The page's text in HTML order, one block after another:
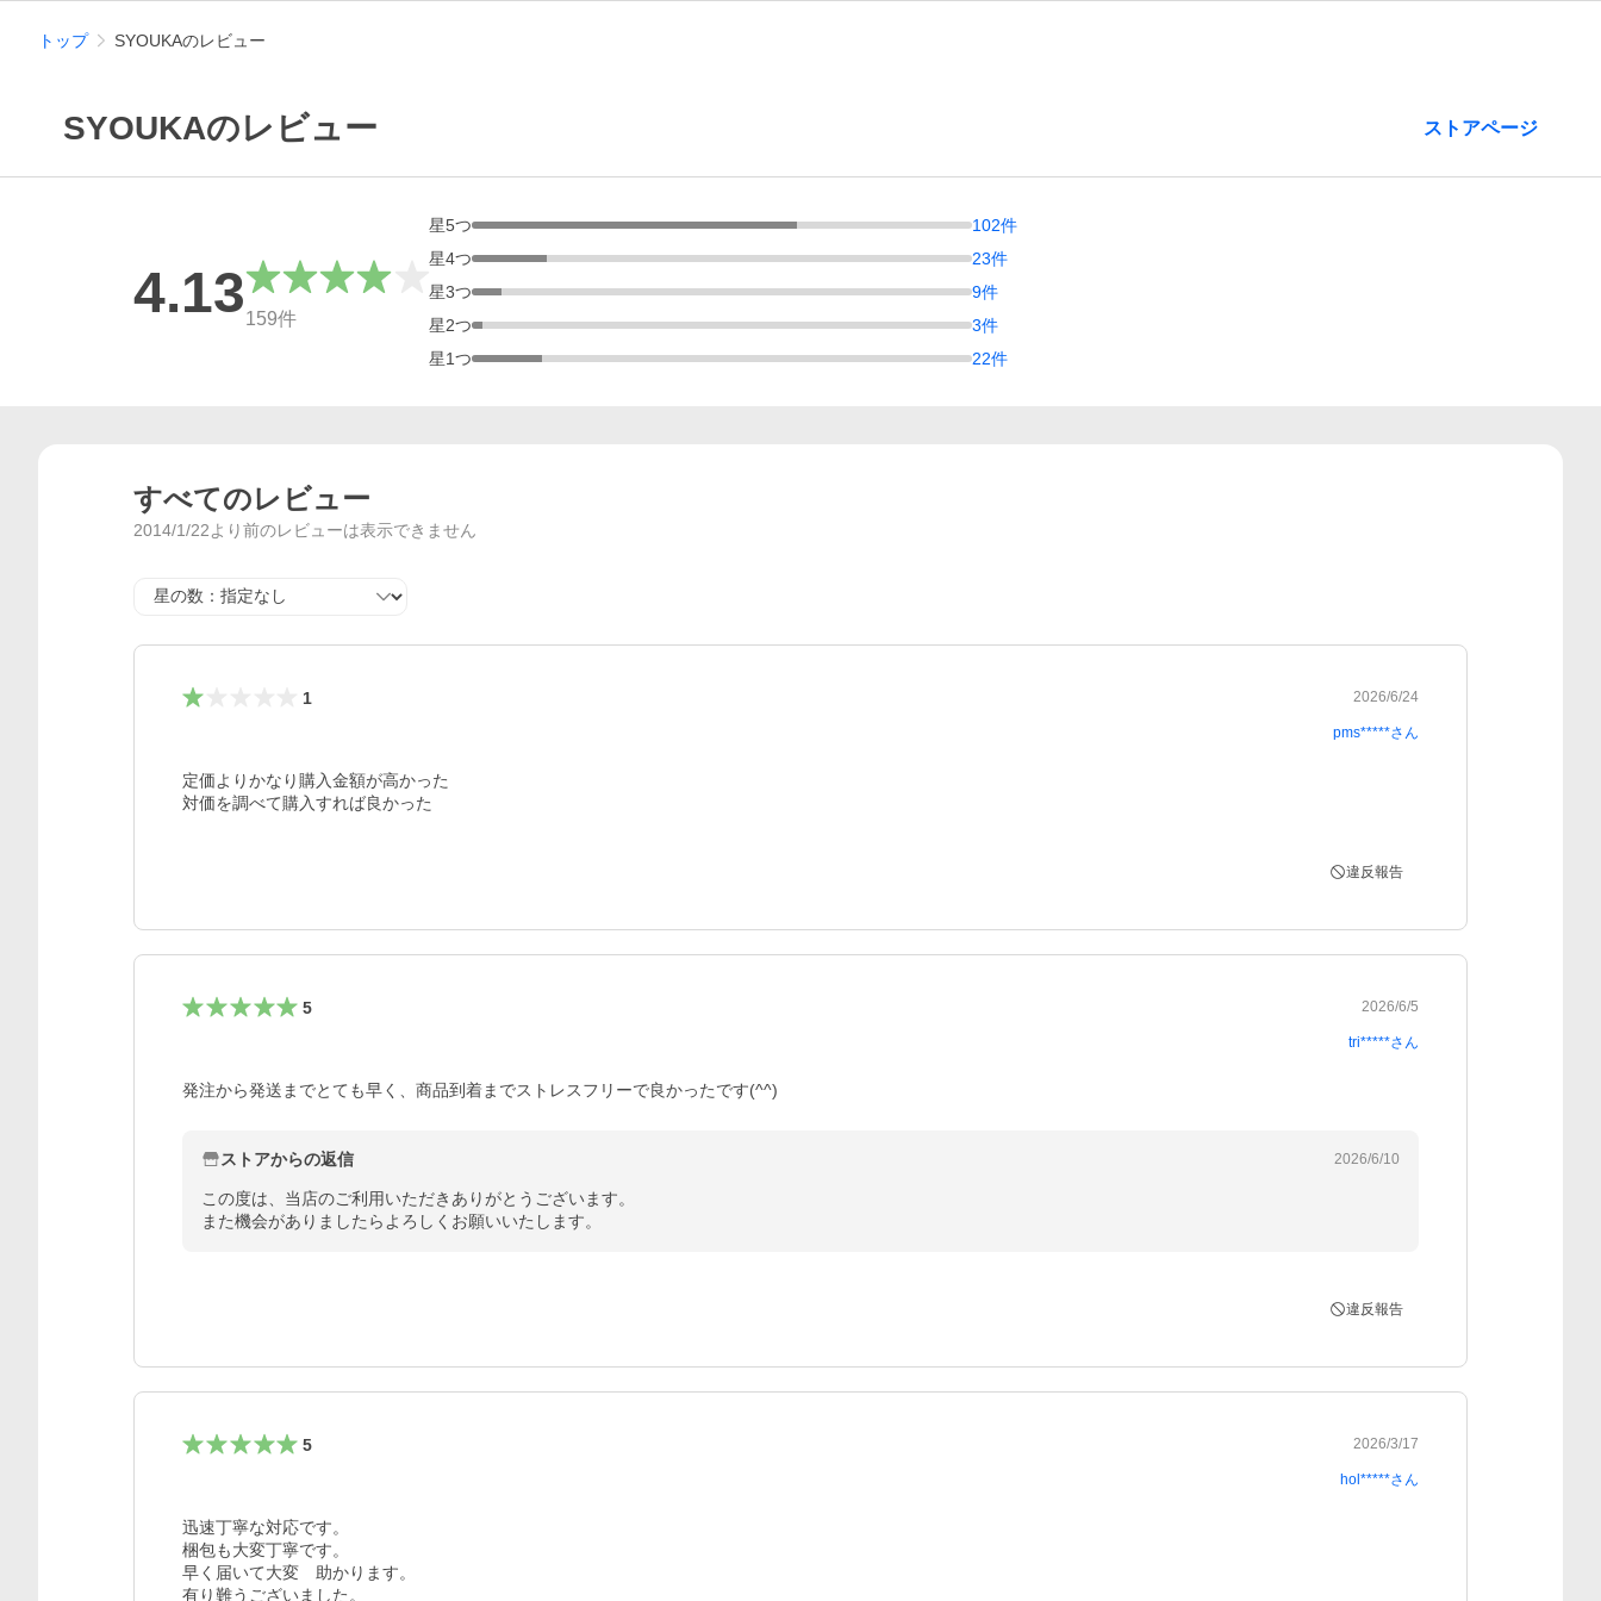
トップ SYOUKAのレビュー
SYOUKAのレビュー ストアページ
総合評価
4.13159件
星5つ 102件
星4つ 23件
星3つ 9件
星2つ 3件
星1つ 22件
すべてのレビュー
2014/1/22より前のレビューは表示できません
星の数
1 2026/6/24
pms*****さん
定価よりかなり購入金額が高かった
対価を調べて購入すれば良かった
違反報告
5 2026/6/5
tri*****さん
発注から発送までとても早く、商品到着までストレスフリーで良かったです(^^)
ストアからの返信 2026/6/10
この度は、当店のご利用いただきありがとうございます。
また機会がありましたらよろしくお願いいたします。
違反報告
5 2026/3/17
hol*****さん
迅速丁寧な対応です。
梱包も大変丁寧です。
早く届いて大変　助かります。
有り難うございました。